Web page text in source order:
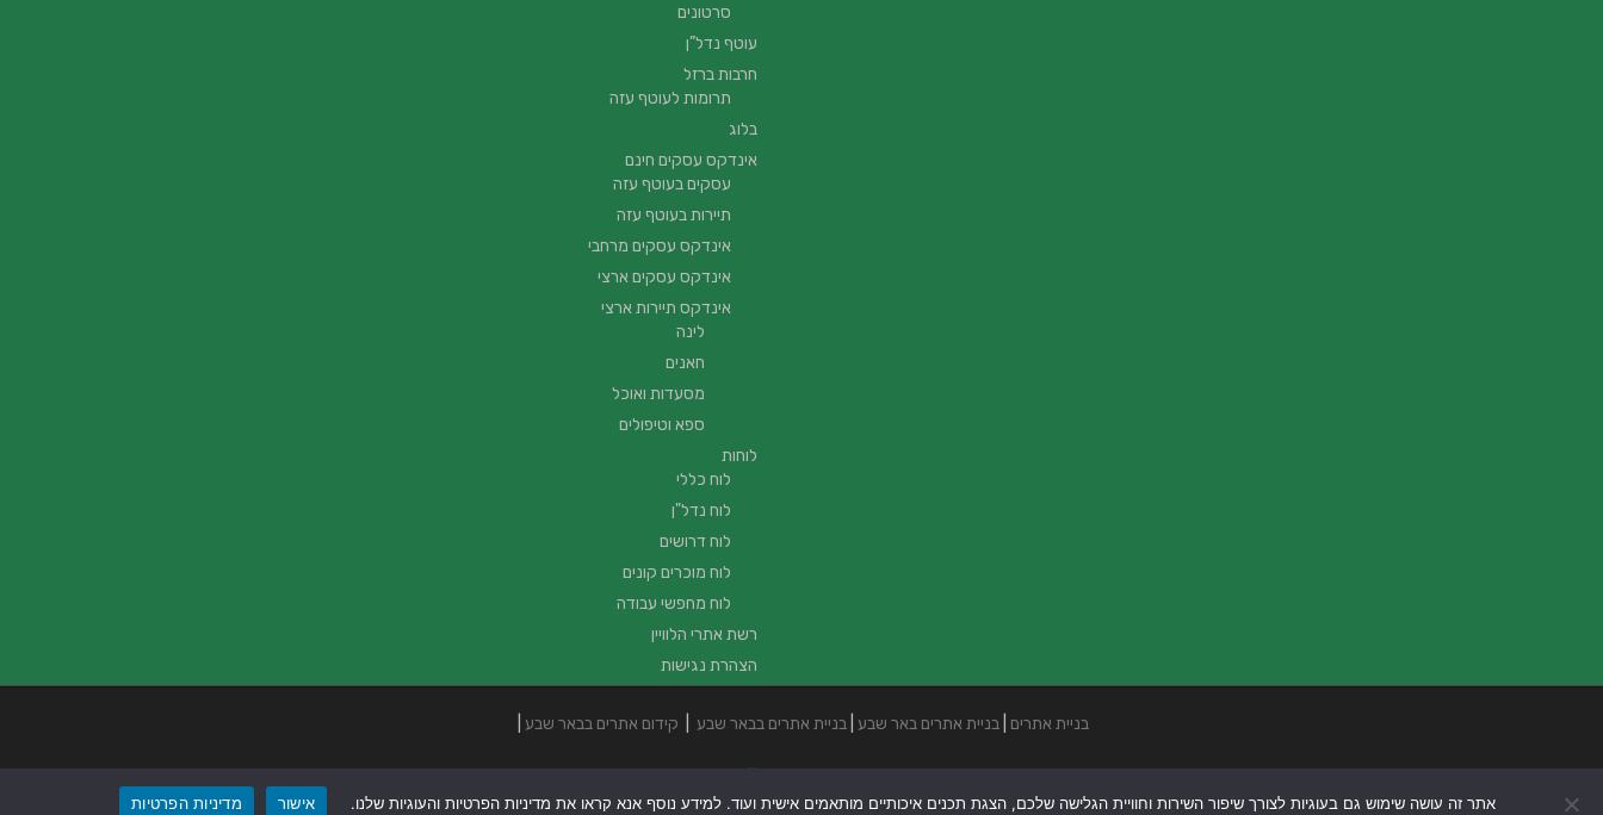
סרטונים
עוטף נדל”ן
חרבות ברזל
תרומות לעוטף עזה
בלוג
אינדקס עסקים חינם
עסקים בעוטף עזה
תיירות בעוטף עזה
אינדקס עסקים מרחבי
אינדקס עסקים ארצי
אינדקס תיירות ארצי
לינה
חאנים
מסעדות ואוכל
ספא וטיפולים
לוחות
לוח כללי
לוח נדל"ן
לוח דרושים
לוח מוכרים קונים
לוח מחפשי עבודה
רשת אתרי הלוויין
הצהרת נגישות
בניית אתרים בניית אתרים באר שבע בניית אתרים בבאר שבע קידום אתרים בבאר שבע
אתר זה עושה שימוש גם בעוגיות לצורך שיפור השירות וחוויית הגלישה שלכם, הצגת תכנים איכותיים מותאמים אישית ועוד. למידע נוסף אנא קראו את מדיניות הפרטיות והעוגיות שלנו. אישור מדיניות הפרטיות